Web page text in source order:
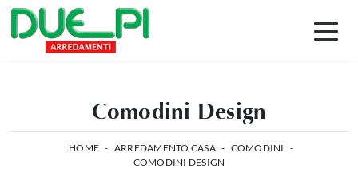
Comodini Design
HOME - ARREDAMENTO CASA - COMODINI -
COMODINI DESIGN